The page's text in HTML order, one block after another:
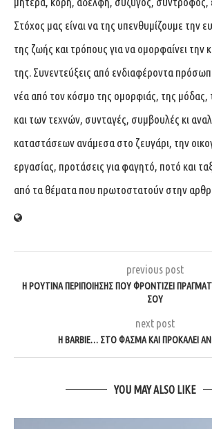
Στόχος μας είναι να της υπενθυμίζουμε την
της ζωής και τρόπους για να ομορφαίνει την
της. Συνεντεύξεις από ενδιαφέροντα
νέα από τον κόσμο της ομορφιάς, της μόδας,
και των τεχνών, συνταγές, συμβουλές κι
καταστάσεων ανάμεσα στο ζευγάρι, την
εργασίας, προτάσεις για φαγητό, ποτό και
από τα θέματα που πρωτοστατούν στην
previous post
Η ΡΟΥΤΊΝΑ ΠΕΡΙΠΟΊΗΣΗΣ ΠΟΥ ΦΡΟΝΤΊΖΕΙ
ΣΟΥ
next post
Η BARBIE… ΣΤΟ ΦΆΣΜΑ ΚΑΙ ΠΡΟΚΑΛΕΊ
YOU MAY ALSO LIKE